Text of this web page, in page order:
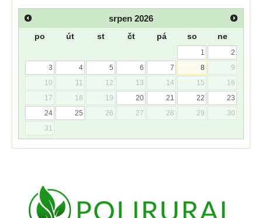
srpen 2026
po út st čt pá so ne
1
2
3
4 5 6 7 8
9
10
11 12 13 14 15
16
17
18 19 20 21 22
23
24
25 26 27 28 29
30
31